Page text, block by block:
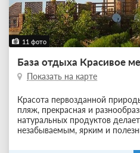
11 фото
База отдыха Красивое
Показать на карте
Красота первозданной
пляж, прекрасная и
натуральных продуктов
незабываемым, ярким и